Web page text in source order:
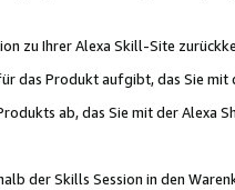
zu Ihrer Alexa Skill-Site
das Produkt aufgibt, das Sie mit
ab, das Sie mit der Alexa
der Skills Session in den